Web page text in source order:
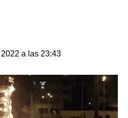
a las 23:43